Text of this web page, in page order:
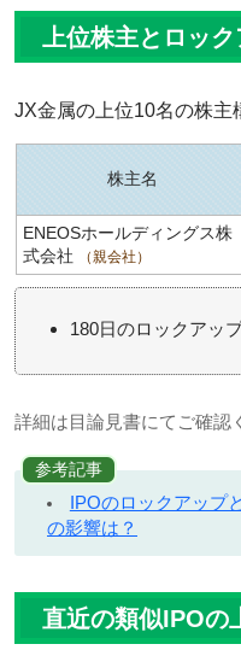
上位株主とロック
JX金属の上位10名の株主
株主名
ENEOSホールディングス株
式会社
親会社
180日のロックアッ
詳細は目論見書にてご確認
参考記事
IPOのロックアップ
の影響は？
直近の類似IPOの